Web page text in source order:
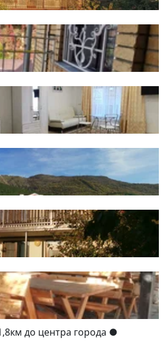
до центра города ●